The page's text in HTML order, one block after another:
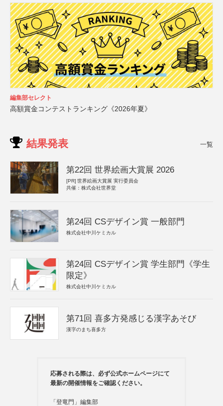
編集部セレクト
高額賞金コンテストランキング《2026年夏》
結果発表 一覧
第22回 世界絵画大賞展 2026
[PR] 世界絵画大賞展 実行委員会
共催：株式会社世界堂
第24回 CSデザイン賞 一般部門
株式会社中川ケミカル
第24回 CSデザイン賞 学生部門《学生
限定》
株式会社中川ケミカル
第71回 喜多方発感じる漢字あそび
漢字のまち喜多方
応募される際は、必ず公式ホームページにて
最新の開催情報をご確認ください。
「登竜門」編集部